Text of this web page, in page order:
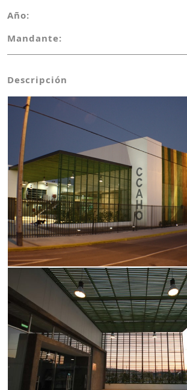
Año:
Mandante:
Descripción